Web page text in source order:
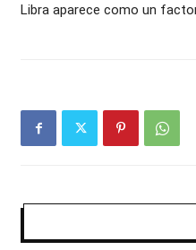
Libra aparece como un